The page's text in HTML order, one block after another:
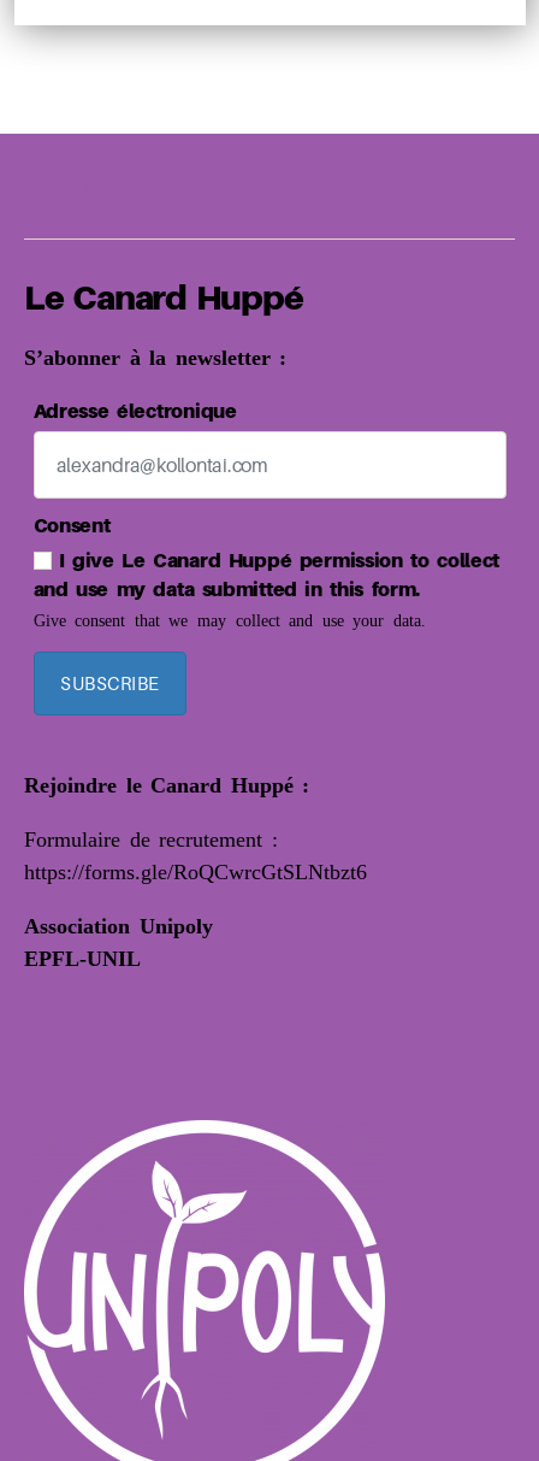
Le Canard Huppé
S’abonner à la newsletter :
Adresse électronique
Consent
I give Le Canard Huppé permission to collect
and use my data submitted in this form.
Give consent that we may collect and use your data.
SUBSCRIBE
Rejoindre le Canard Huppé :
Formulaire de recrutement :
https://forms.gle/RoQCwrcGtSLNtbzt6
Association Unipoly
EPFL-UNIL